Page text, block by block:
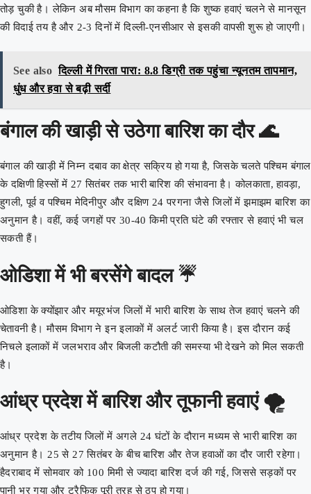
तोड़ चुकी है। लेकिन अब मौसम विभाग का कहना है कि शुष्क हवाएं चलने से मानसून
की विदाई तय है और 2-3 दिनों में दिल्ली-एनसीआर से इसकी वापसी शुरू हो जाएगी।
See also दिल्ली में गिरता पारा: 8.8 डिग्री तक पहुंचा न्यूनतम तापमान,
धुंध और हवा से बढ़ी सर्दी
बंगाल की खाड़ी से उठेगा बारिश का दौर 🌊
बंगाल की खाड़ी में निम्न दबाव का क्षेत्र सक्रिय हो गया है, जिसके चलते पश्चिम बंगाल
के दक्षिणी हिस्सों में 27 सितंबर तक भारी बारिश की संभावना है। कोलकाता, हावड़ा,
हुगली, पूर्व व पश्चिम मेदिनीपुर और दक्षिण 24 परगना जैसे जिलों में झमाझम बारिश का
अनुमान है। वहीं, कई जगहों पर 30-40 किमी प्रति घंटे की रफ्तार से हवाएं भी चल
सकती हैं।
ओडिशा में भी बरसेंगे बादल ☔
ओडिशा के क्योंझार और मयूरभंज जिलों में भारी बारिश के साथ तेज हवाएं चलने की
चेतावनी है। मौसम विभाग ने इन इलाकों में अलर्ट जारी किया है। इस दौरान कई
निचले इलाकों में जलभराव और बिजली कटौती की समस्या भी देखने को मिल सकती
है।
आंध्र प्रदेश में बारिश और तूफानी हवाएं 🌪️
आंध्र प्रदेश के तटीय जिलों में अगले 24 घंटों के दौरान मध्यम से भारी बारिश का
अनुमान है। 25 से 27 सितंबर के बीच बारिश और तेज हवाओं का दौर जारी रहेगा।
हैदराबाद में सोमवार को 100 मिमी से ज्यादा बारिश दर्ज की गई, जिससे सड़कों पर
पानी भर गया और ट्रैफिक पूरी तरह से ठप हो गया।